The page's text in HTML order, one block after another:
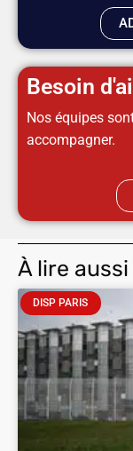
Besoin
Nos équipes
accompagner.
À lire aussi
DISP PARIS